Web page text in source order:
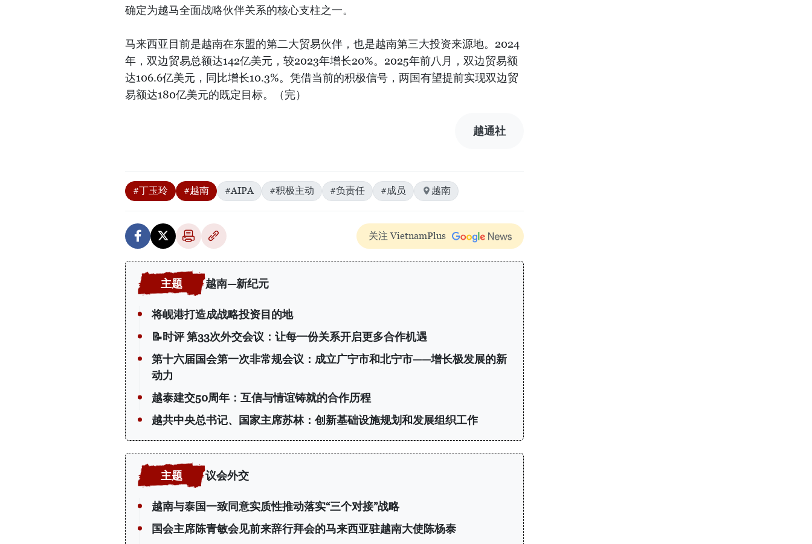
确定为越马全面战略伙伴关系的核心支柱之一。
马来西亚目前是越南在东盟的第二大贸易伙伴，也是越南第三大投资来源地。2024
年，双边贸易总额达142亿美元，较2023年增长20%。2025年前八月，双边贸易额
达106.6亿美元，同比增长10.3%。凭借当前的积极信号，两国有望提前实现双边贸
易额达180亿美元的既定目标。（完）
越通社
#丁玉玲 #越南 #AIPA #积极主动 #负责任 #成员 越南
关注 VietnamPlus
越南—新纪元
将岘港打造成战略投资目的地
📝时评 第33次外交会议：让每一份关系开启更多合作机遇
第十六届国会第一次非常规会议：成立广宁市和北宁市——增长极发展的新
动力
越泰建交50周年：互信与情谊铸就的合作历程
越共中央总书记、国家主席苏林：创新基础设施规划和发展组织工作
议会外交
越南与泰国一致同意实质性推动落实“三个对接”战略
国会主席陈青敏会见前来辞行拜会的马来西亚驻越南大使陈杨泰